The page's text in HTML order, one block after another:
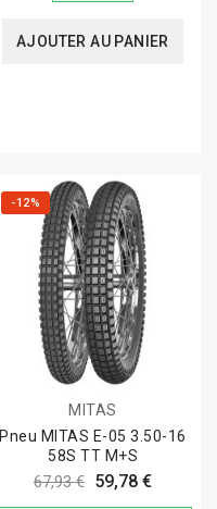
AJOUTER AU PANIER
-12%
MITAS
Pneu MITAS E-05 3.50-16
58S TT M+S
67,93 € 59,78 €